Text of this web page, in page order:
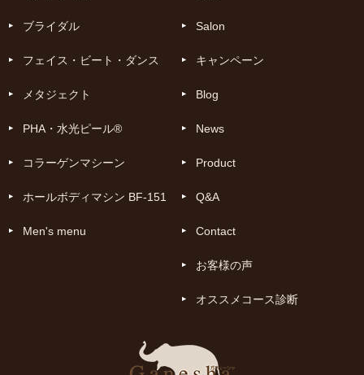
ブライダル
フェイス・ビート・ダンス
メタジェクト
PHA・水光ピール®
コラーゲンマシーン
ホールボディマシン BF-151
Men's menu
Salon
キャンペーン
Blog
News
Product
Q&A
Contact
お客様の声
オススメコース診断